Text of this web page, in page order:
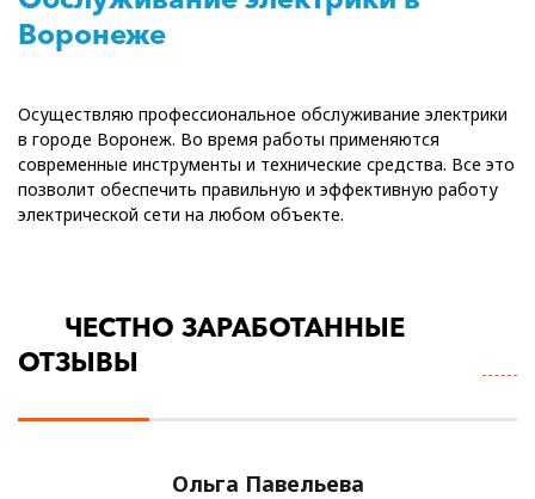
Воронеже
Осуществляю профессиональное обслуживание электрики
в городе Воронеж. Во время работы применяются
современные инструменты и технические средства. Все это
позволит обеспечить правильную и эффективную работу
электрической сети на любом объекте.
ЧЕСТНО ЗАРАБОТАННЫЕ
ОТЗЫВЫ
Ольга Павельева